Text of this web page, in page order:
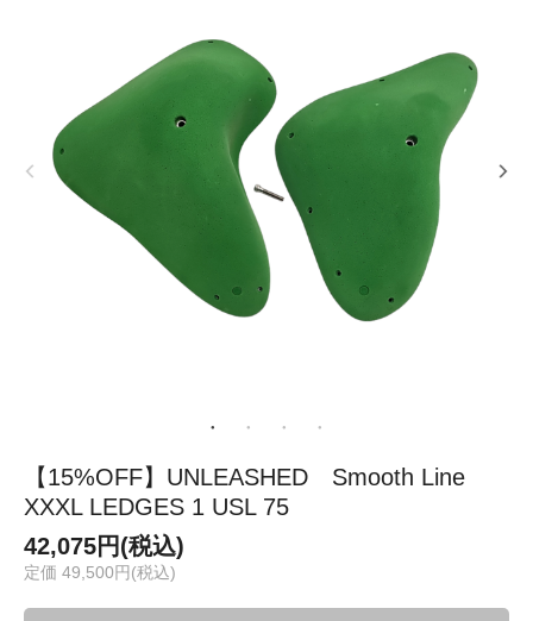
【15%OFF】UNLEASHED Smooth Line
XXXL LEDGES 1 USL 75
42,075円(税込)
定価 49,500円(税込)